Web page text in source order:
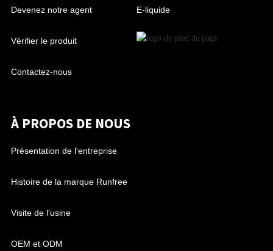
Devenez notre agent
Vérifier le produit
Contactez-nous
E-liquide
À PROPOS DE NOUS
Présentation de l'entreprise
Histoire de la marque Runfree
Visite de l'usine
OEM et ODM